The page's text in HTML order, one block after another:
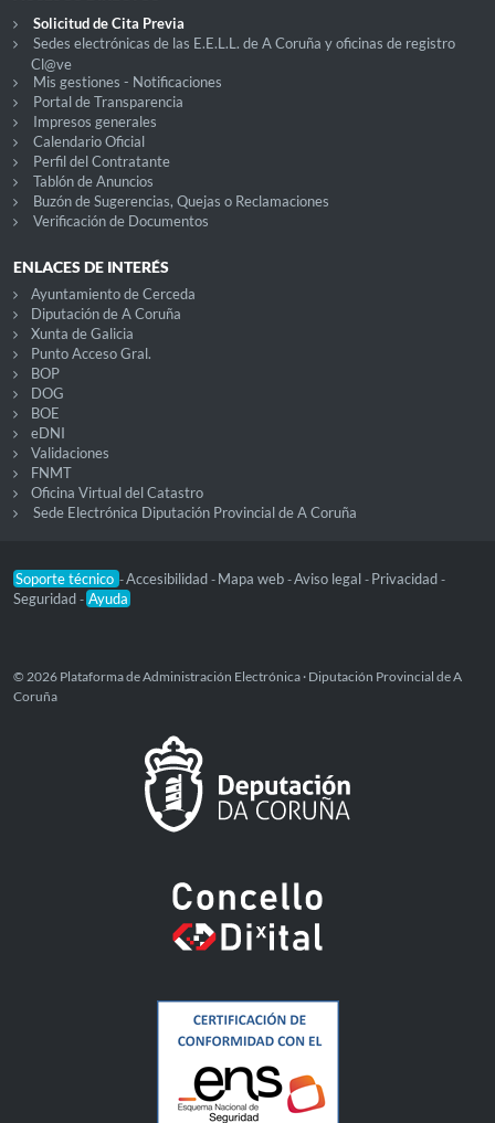
Solicitud de Cita Previa
Sedes electrónicas de las E.E.L.L. de A Coruña y oficinas de registro
Cl@ve
Mis gestiones - Notificaciones
Portal de Transparencia
Impresos generales
Calendario Oficial
Perfil del Contratante
Tablón de Anuncios
Buzón de Sugerencias, Quejas o Reclamaciones
Verificación de Documentos
ENLACES DE INTERÉS
Ayuntamiento de Cerceda
Diputación de A Coruña
Xunta de Galicia
Punto Acceso Gral.
BOP
DOG
BOE
eDNI
Validaciones
FNMT
Oficina Virtual del Catastro
Sede Electrónica Diputación Provincial de A Coruña
Soporte técnico -Accesibilidad - Mapa web -Aviso legal - Privacidad -
Seguridad - Ayuda
© 2026 Plataforma de Administración Electrónica · Diputación Provincial de A
Coruña